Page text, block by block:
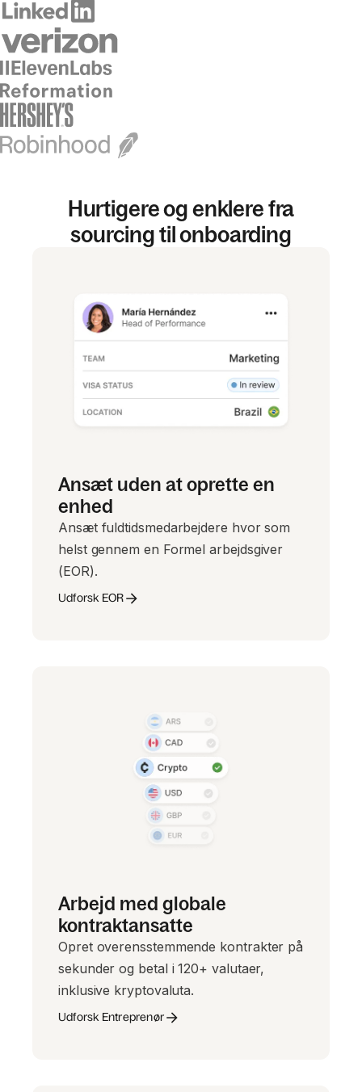
Hurtigere og enklere fra
sourcing til onboarding
Ansæt uden at oprette en
enhed
Ansæt fuldtidsmedarbejdere hvor som
helst gennem en Formel arbejdsgiver
(EOR).
Udforsk EOR
Arbejd med globale
kontraktansatte
Opret overensstemmende kontrakter på
sekunder og betal i 120+ valutaer,
inklusive kryptovaluta.
Udforsk Entreprenør